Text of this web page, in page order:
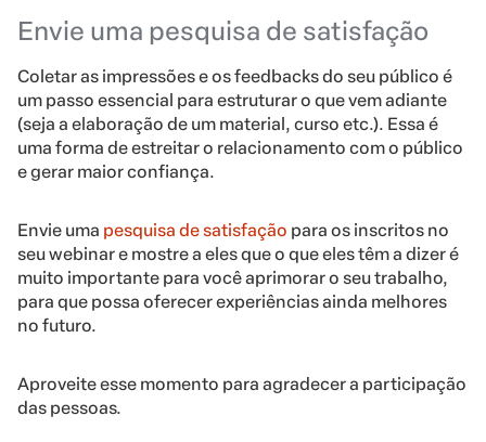
Envie uma pesquisa de satisfação
Coletar as impressões e os feedbacks do seu público é
um passo essencial para estruturar o que vem adiante
(seja a elaboração de um material, curso etc.). Essa é
uma forma de estreitar o relacionamento com o público
e gerar maior confiança.
Envie uma pesquisa de satisfação para os inscritos no
seu webinar e mostre a eles que o que eles têm a dizer é
muito importante para você aprimorar o seu trabalho,
para que possa oferecer experiências ainda melhores
no futuro.
Aproveite esse momento para agradecer a participação
das pessoas.